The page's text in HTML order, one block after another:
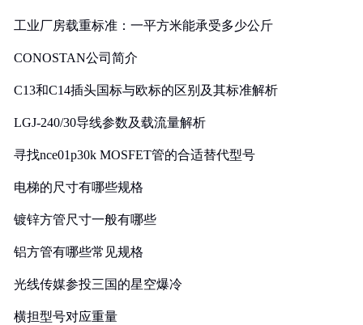
工业厂房载重标准：一平方米能承受多少公斤
CONOSTAN公司简介
C13和C14插头国标与欧标的区别及其标准解析
LGJ-240/30导线参数及载流量解析
寻找nce01p30k MOSFET管的合适替代型号
电梯的尺寸有哪些规格
镀锌方管尺寸一般有哪些
铝方管有哪些常见规格
光线传媒参投三国的星空爆冷
横担型号对应重量